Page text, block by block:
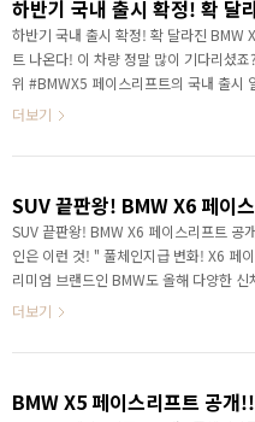
하반기 국내 출시 확정! 확 달라진 BMW
트 나온다! 이 차량 정말 많이 기다리셨
위 #BMWX5 페이스리프트의 국내 출시
확정되었습니다. 올해 8월에 국내에 출시
나볼 수 있게 되었습니다. 새로운 디자인,
려드릴게요! #영상으로 정확한 정보를
요! 안녕하세요? 연못구름입니다. 제 목
되었죠? 이유는 저도 X5 오너이기 때문
족하면서 타고 있는 차량인데 #X5페이스
뒤에는 국내에서 볼 수 있을 것 같네요! 수
S..
더보기
SUV 끝판왕! BMW X6 페이스리프트 공
인은 이런 것! " 풀체인지급 변화! X6 페
리미엄 브랜드인 BMW도 올해 다양한 신
다. 핵심 SUV인 #X5페이스리프트 를 공개
만나보세요! 생각만 해도 가슴 설레는 차
지만 뚝 떨어지는 쿠페와 같은 매력적인
더보기